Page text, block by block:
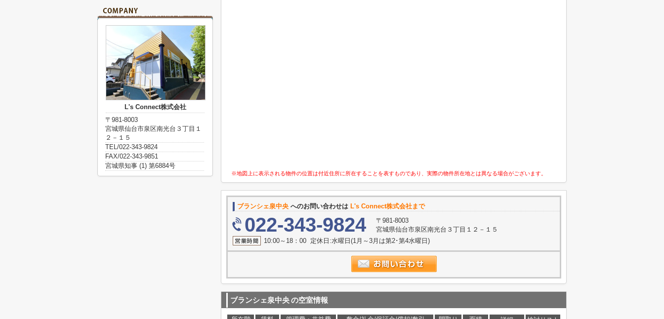
※地図上に表示される物件の位置は付近住所に所在することを表すものであり、実際の物件所在地とは異なる場合がございます。
ブランシェ泉中央 へのお問い合わせは L's Connect株式会社まで
022-343-9824
〒981-8003
宮城県仙台市泉区南光台３丁目１２－１５
10:00～18：00 定休日:水曜日(1月～3月は第2･第4水曜日)
ブランシェ泉中央の空室情報
L's Connect株式会社
〒981-8003
宮城県仙台市泉区南光台３丁目１
２－１５
TEL/022-343-9824
FAX/022-343-9851
宮城県知事 (1) 第6884号